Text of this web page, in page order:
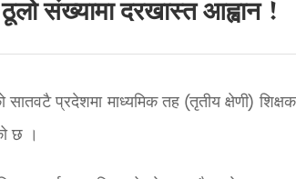
संख्यामा दरखास्त आह्वान !
प्रदेशमा माध्यमिक तह (तृतीय क्षेणी)
छ ।